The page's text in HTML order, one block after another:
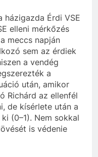
házigazda Érdi VSE
elleni mérkőzés
meccs napján
sem az érdiek
a vendég
a
után, amikor
Richárd az ellenfél
de kísérlete után a
(0–1). Nem sokkal
is védenie